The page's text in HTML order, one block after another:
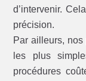
d’intervenir.
précision.
Par ailleurs,
les plus
procédures